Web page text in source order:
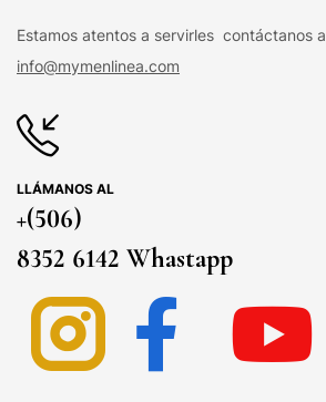
Estamos atentos a servirles contáctanos a
info@mymenlinea.com
LLÁMANOS AL
+(506)
8352 6142 Whastapp